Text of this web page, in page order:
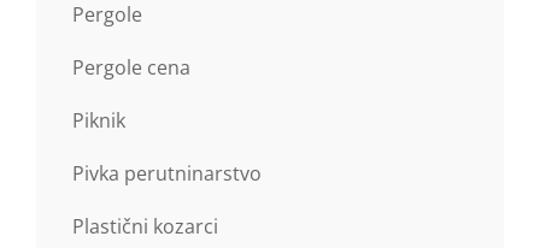
Pergole
Pergole cena
Piknik
Pivka perutninarstvo
Plastični kozarci